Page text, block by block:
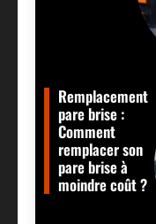
Remplacement
pare brise :
Comment
remplacer son
pare brise à
moindre coût ?